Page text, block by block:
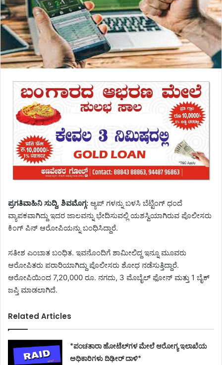
ಪ್ರಗತಿವಾಹಿನಿ ಸುದ್ದಿ, ಶಿವಮೊಗ್ಗ: ಆ್ಯಪ್ ಗಳನ್ನು ಬಳಸಿ ಬೆಟ್ಟಿಂಗ್ ಧಂದೆ
ವ್ಯಾಪಕವಾಗಿದ್ದು ಇದರ ಜಾಲವನ್ನು ಭೇದಿಸುವಲ್ಲಿ ಯಶಸ್ವಿಯಾಗಿರುವ ಪೊಲೀಸರು
ಕಿಂಗ್ ಪಿನ್ ಆರೋಪಿಯನ್ನು ಬಂಧಿಸಿದ್ದಾರೆ.
ಸತೀಶ ಎಂಬಾತ ಬಂಧಿತ. ಇವನೊಂದಿಗೆ ಶಾಮೀಲಿದ್ದ ಇನ್ನೂ ಮೂವರು
ಆರೋಪಿತರು ಪರಾರಿಯಾಗಿದ್ದು ಪೊಲೀಸರು ಶೋಧ ನಡೆಸುತ್ತಿದ್ದಾರೆ.
ಆರೋಪಿಯಿಂದ 7,20,000 ರೂ. ನಗದು, 3 ಮೊಬೈಲ್ ಫೋನ್ ಮತ್ತು 1 ಬೈಕ್
ಜಪ್ತಿ ಮಾಡಲಾಗಿದೆ.
Related Articles
*ಪಂಚತಾರಾ ಹೋಟೆಲ್‌ಗಳ ಮೇಲೆ ಆರೋಗ್ಯ ಇಲಾಖೆಯ
ಅಧಿಕಾರಿಗಳು ದಿಢೀರ್ ದಾಳಿ*